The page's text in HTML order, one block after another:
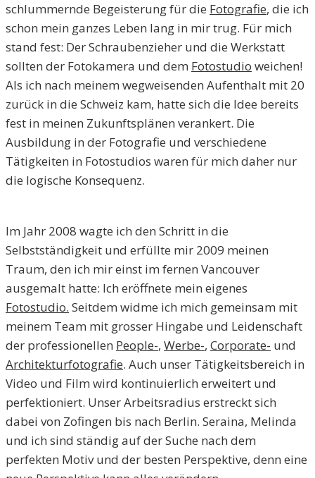
schlummernde Begeisterung für die Fotografie, die ich
schon mein ganzes Leben lang in mir trug. Für mich
stand fest: Der Schraubenzieher und die Werkstatt
sollten der Fotokamera und dem Fotostudio weichen!
Als ich nach meinem wegweisenden Aufenthalt mit 20
zurück in die Schweiz kam, hatte sich die Idee bereits
fest in meinen Zukunftsplänen verankert. Die
Ausbildung in der Fotografie und verschiedene
Tätigkeiten in Fotostudios waren für mich daher nur
die logische Konsequenz.
Im Jahr 2008 wagte ich den Schritt in die
Selbstständigkeit und erfüllte mir 2009 meinen
Traum, den ich mir einst im fernen Vancouver
ausgemalt hatte: Ich eröffnete mein eigenes
Fotostudio. Seitdem widme ich mich gemeinsam mit
meinem Team mit grosser Hingabe und Leidenschaft
der professionellen People-, Werbe-, Corporate- und
Architekturfotografie. Auch unser Tätigkeitsbereich in
Video und Film wird kontinuierlich erweitert und
perfektioniert. Unser Arbeitsradius erstreckt sich
dabei von Zofingen bis nach Berlin. Seraina, Melinda
und ich sind ständig auf der Suche nach dem
perfekten Motiv und der besten Perspektive, denn eine